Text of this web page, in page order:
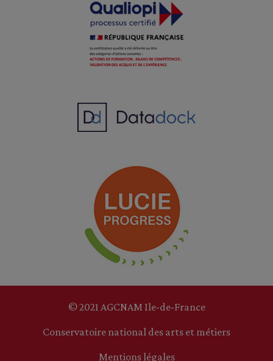
© 2021 AGCNAM Ile-de-France
Conservatoire national des arts et métiers
Mentions légales